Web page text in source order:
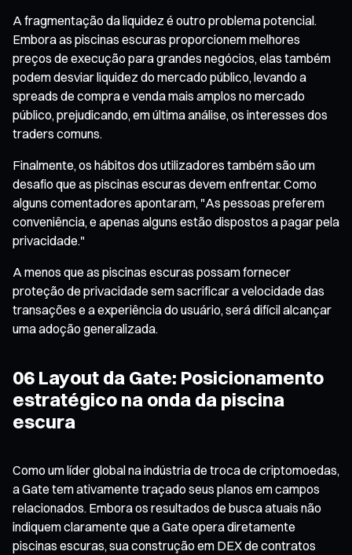
A fragmentação da liquidez é outro problema potencial.
Embora as piscinas escuras proporcionem melhores
preços de execução para grandes negócios, elas também
podem desviar liquidez do mercado público, levando a
spreads de compra e venda mais amplos no mercado
público, prejudicando, em última análise, os interesses dos
traders comuns.
Finalmente, os hábitos dos utilizadores também são um
desafio que as piscinas escuras devem enfrentar. Como
alguns comentadores apontaram, "As pessoas preferem
conveniência, e apenas alguns estão dispostos a pagar pela
privacidade."
A menos que as piscinas escuras possam fornecer
proteção de privacidade sem sacrificar a velocidade das
transações e a experiência do usuário, será difícil alcançar
uma adoção generalizada.
06 Layout da Gate: Posicionamento
estratégico na onda da piscina
escura
Como um líder global na indústria de troca de criptomoedas,
a Gate tem ativamente traçado seus planos em campos
relacionados. Embora os resultados de busca atuais não
indiquem claramente que a Gate opera diretamente
piscinas escuras, sua construção em DEX de contratos